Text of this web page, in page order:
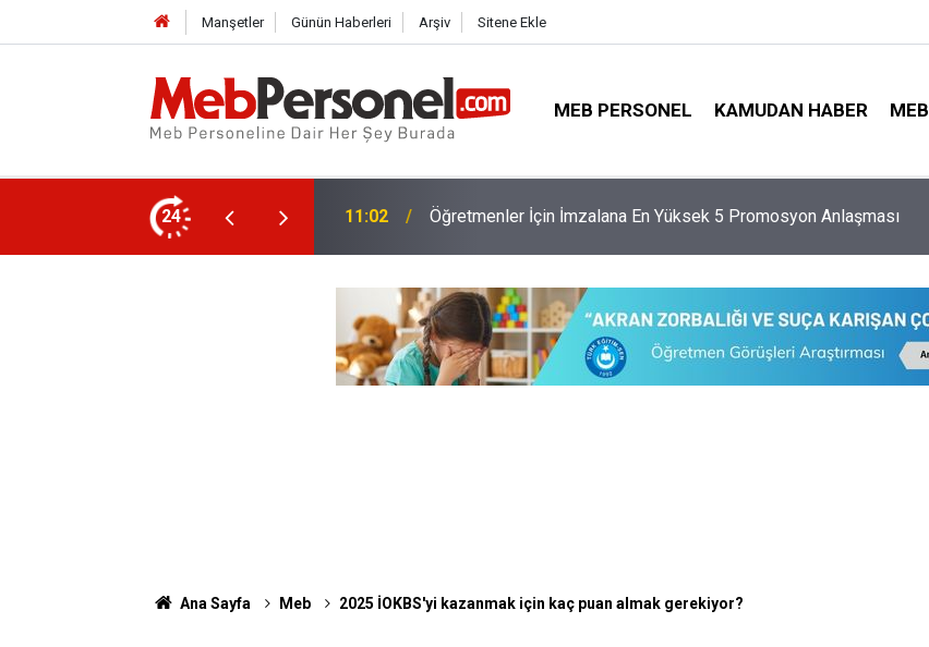
Manşetler Günün Haberleri Arşiv Sitene Ekle
MEB PERSONEL KAMUDAN HABER MEB
24
5 Promosyon Anlaşması 10:30 Öğrenci Affından Kimler Yararlanacak, Kimler Yararlanamayacak?
Ana Sayfa Meb 2025 İOKBS'yi kazanmak için kaç puan almak gerekiyor?